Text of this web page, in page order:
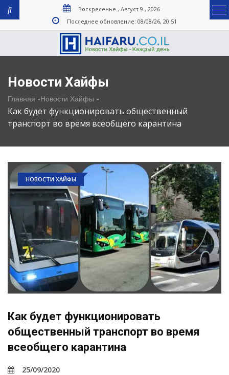
Воскресенье , Август 9 , 2026
Последнее обновление: 08/08/26, 20:51
Новости Хайфы
Главная -Новости Хайфы -
Как будет функционировать общественный
транспорт во время всеобщего карантина
НОВОСТИ ХАЙФЫ
Как будет функционировать
общественный транспорт во время
всеобщего карантина
25/09/2020